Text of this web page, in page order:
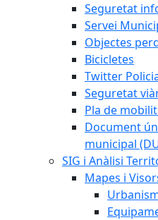
Seguretat
Servei
Objectes
Bicicletes
Twitter
Seguretat
Pla de
Document
municipal
SIG i Anàlisi
Mapes i